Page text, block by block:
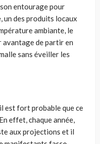
entourage pour
un des produits locaux
ambiante, le
avantage de partir en
sans éveiller les
est fort probable que ce
effet, chaque année,
aux projections et il